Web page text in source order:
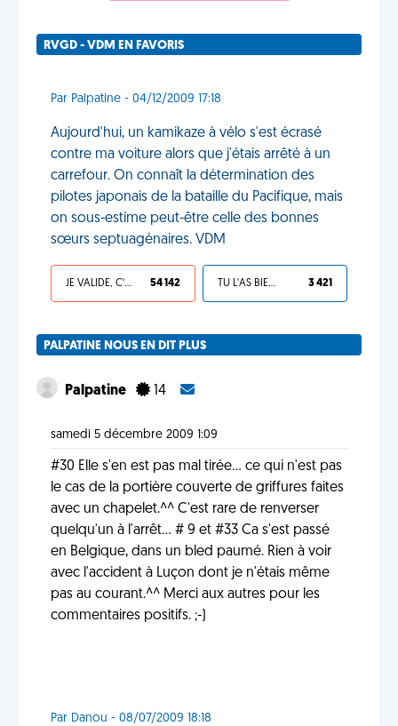
RVGD - VDM EN FAVORIS
Par Palpatine - 04/12/2009 17:18
Aujourd'hui, un kamikaze à vélo s'est écrasé
contre ma voiture alors que j'étais arrêté à un
carrefour. On connaît la détermination des
pilotes japonais de la bataille du Pacifique, mais
on sous-estime peut-être celle des bonnes
sœurs septuagénaires. VDM
JE VALIDE, C'EST UNE VDM 54 142 TU L'AS BIEN MÉRITÉ 3 421
PALPATINE NOUS EN DIT PLUS
Palpatine 14
samedi 5 décembre 2009 1:09
#30 Elle s'en est pas mal tirée... ce qui n'est pas
le cas de la portière couverte de griffures faites
avec un chapelet.^^ C'est rare de renverser
quelqu'un à l'arrêt... # 9 et #33 Ca s'est passé
en Belgique, dans un bled paumé. Rien à voir
avec l'accident à Luçon dont je n'étais même
pas au courant.^^ Merci aux autres pour les
commentaires positifs. ;-)
Par Danou - 08/07/2009 18:18